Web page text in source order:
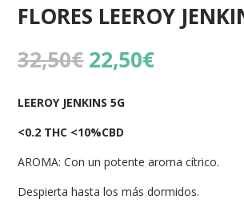
FLORES LEEROY
32,50€ El
precio
original
era:
32,50€.
22,50€El
LEEROY JENKINS 5G
<0.2 THC <10%CBD
AROMA: Con un potente aroma cítrico.
Despierta hasta los más dormidos.